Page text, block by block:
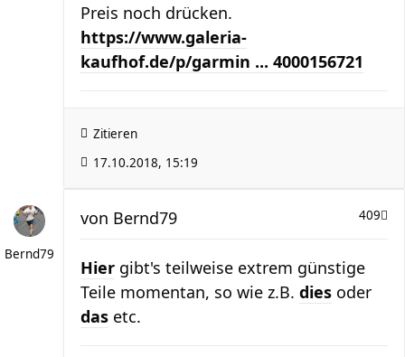
Preis noch drücken.
https://www.galeria-
kaufhof.de/p/garmin ... 4000156721
Zitieren
17.10.2018, 15:19
Bernd79
409
von Bernd79
Hier gibt's teilweise extrem günstige
Teile momentan, so wie z.B. dies oder
das etc.